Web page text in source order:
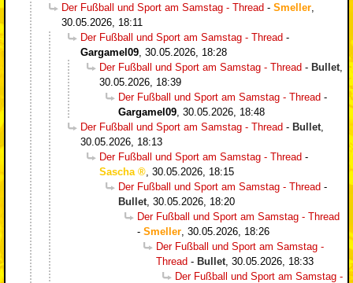
Der Fußball und Sport am Samstag - Thread - Smeller
30.05.2026, 18:11
Der Fußball und Sport am Samstag - Thread -
Gargamel09 30.05.2026, 18:28
Der Fußball und Sport am Samstag - Thread - Bullet
30.05.2026, 18:39
Der Fußball und Sport am Samstag - Thread -
Gargamel09 30.05.2026, 18:48
Der Fußball und Sport am Samstag - Thread - Bullet
30.05.2026, 18:13
Der Fußball und Sport am Samstag - Thread -
Sascha
30.05.2026, 18:15
Der Fußball und Sport am Samstag - Thread -
Bullet 30.05.2026, 18:20
Der Fußball und Sport am Samstag - Thread
- Smeller 30.05.2026, 18:26
Der Fußball und Sport am Samstag -
Thread - Bullet 30.05.2026, 18:33
Der Fußball und Sport am Samstag -